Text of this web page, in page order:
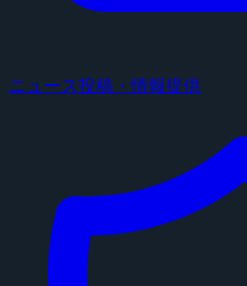
ニュース投稿・情報提供